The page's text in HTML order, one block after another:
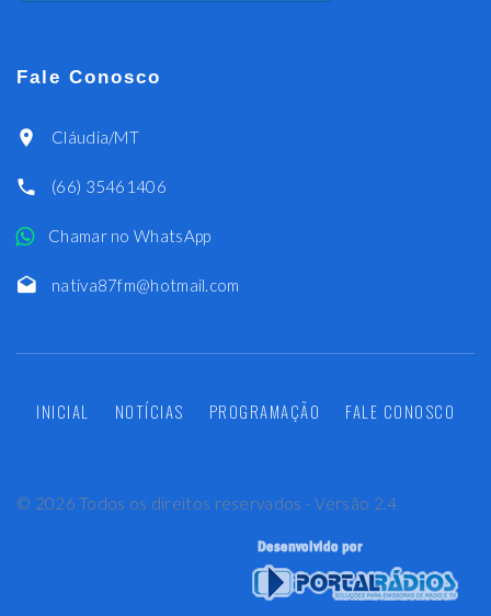
Fale Conosco
Cláudia/MT
(66) 35461406
Chamar no WhatsApp
nativa87fm@hotmail.com
INICIAL NOTÍCIAS PROGRAMAÇÃO FALE CONOSCO
© 2026 Todos os direitos reservados - Versão 2.4